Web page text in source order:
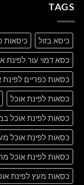
TAGS
כיסא בזול כיסאות
כסא דמוי עור לפינת
כסאות כפריים לפינת
כסאות לפינת אוכל
כסאות לפינת אוכל
כסאות לפינת אוכל
כסאות לפינת אוכל
כסאות מעץ לפינת